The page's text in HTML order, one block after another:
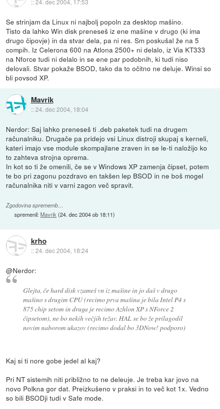
::24. dec 2004, 17:53
Se strinjam da Linux ni najbolj popoln za desktop mašino.
Tisto da lahko Win disk preneseš iz ene mašine v drugo (ki ima
drugo čipovje) in da stvar dela, pa ni res. Sm poskušal že na 5
compih. Iz Celerona 600 na Atlona 2500+ ni delalo, iz Via KT333
na Nforce tudi ni delalo in se ene par podobnih, ki tudi niso
delovali. Stvar pokaže BSOD, tako da to očitno ne deluje. Winsi so
bli povsod XP.
Mavrik
::24. dec 2004, 18:04
Nerdor: Saj lahko preneseš ti .deb paketek tudi na drugem
računalniku. Drugače pa pridejo vsi Linux distroji skupaj s kerneli,
kateri imajo vse module skompajlane zraven in se le-ti naložijo ko
to zahteva strojna oprema.
In kot so ti že omenili, če se v Windows XP zamenja čipset, potem
te bo pri zagonu pozdravo en takšen lep BSOD in ne boš mogel
računalnika niti v varni zagon več spravit.
Zgodovina sprememb…
spremenil:Mavrik (24. dec 2004 ob 18:11)
krho
::24. dec 2004, 18:24
@Nerdor:
Glejta, če hard disk vzameš vn iz mašine in jo daš v drugo
mašino s drugim CPU (recimo prva mašina je bila Intel P4 s
875 chip setom in druga je recimo Azhlon XP s NForce 2
čipsetom), ne bo nekih večjih težav. HAL se bo že prilagodil
novim naborom ukazov (recimo dodal bo 3DNow! podporo)
Kaj si ti nore gobe jedel al kaj?
Pri NT sistemih niti približno to ne deleuje. Je treba kar jovo na
novo Polkna gor dat. Preizkušeno v praksi in to več kot 1x. Vedno
so bili BSODji tudi v Safe mode.